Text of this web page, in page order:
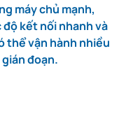
máy chủ mạnh,
kết nối nhanh và
thể vận hành nhiều
đoạn.